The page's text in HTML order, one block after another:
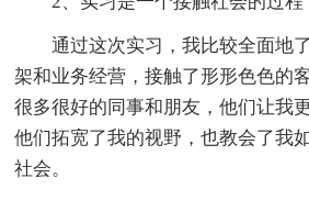
通过这次实习，我比较全面地
架和业务经营，接触了形形色色的
很多很好的同事和朋友，他们让我
他们拓宽了我的视野，也教会了我
社会。